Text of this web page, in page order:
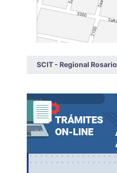
SCIT - Regional Rosario